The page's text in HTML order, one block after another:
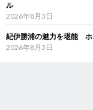
ル
2026年8月3日
紀伊勝浦の魅力を堪能 ホ
2026年8月3日